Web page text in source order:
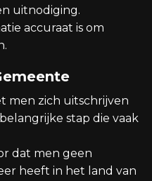
uitnodiging.
accuraat is om
men zich uitschrijven
stap die vaak
dat men geen
heeft in het land van